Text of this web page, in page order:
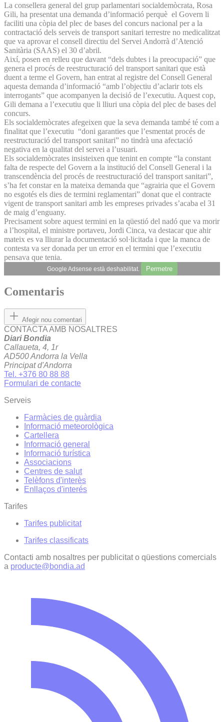
La consellera general del grup parlamentari socialdemòcrata, Rosa
Gili, ha presentat una demanda d’informació perquè el Govern li
faciliti una còpia del plec de bases del concurs nacional per a la
contractació dels serveis de transport sanitari terrestre no medicalitzat
que va aprovar el consell directiu del Servei Andorrà d’Atenció
Sanitària (SAAS) el 30 d’abril.
Així, posen en relleu que davant “dels dubtes i la preocupació” que
genera el procés de reestructuració del transport sanitari que està
duent a terme el Govern, han entrat al registre del Consell General
aquesta demanda d’informació “amb l’objectiu d’aclarir tots els
interrogants” que acompanyen la decisió de l’executiu. Aquest cop,
Gili demana a l’executiu que li lliuri una còpia del plec de bases del
concurs.
Els socialdemòcrates afegeixen que la seva demanda també té com a
finalitat que l’executiu “doni garanties que l’esmentat procés de
reestructuració del transport sanitari” no tindrà una afectació
negativa en la qualitat del servei a l’usuari.
Els socialdemòcrates insisteixen que tenint en compte “la constant
falta de respecte del Govern a la institució del Consell General i la
transcendència del procés de reestructuració del transport sanitari”,
s’ha fet constar en la mateixa demanda que “agrairia que el Govern
no esgotés els dies de termini reglamentari” donat que el contracte
vigent de transport sanitari amb les empreses privades s’acaba el 31
de maig d’enguany.
Precisament sobre aquest termini en la qüestió del nadó que va morir
a l’hospital, el ministre portaveu, Jordi Cinca, va destacar que ahir
mateix es va lliurar la documentació sol·licitada i que la manca de
contesta va ser donada per un error en el termini que l’executiu
pensava que tenia.
Google Adsense està deshabilitat. Permetre
Comentaris
Afegir nou comentari
CONTACTA AMB NOSALTRES
Diari Bondia
Callaueta, 4, 1r
AD500 Andorra la Vella
Principat d'Andorra
Tel. +376 80 88 88
Formulari de contacte
Serveis
Farmàcies de guàrdia
Informació meteorològica
Cartellera
Informació general
Informació turística
Associacions
Centres de salut
Telèfons d'interès
Enllaços d'interés
Tarifes
Tarifes publicitat
Tarifes classificats
Contacti amb nosaltres per publicitat o qüestions comercials
a producte@bondia.ad